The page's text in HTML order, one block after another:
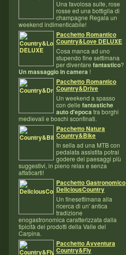
Una favolosa suite, rose
rosse ed una bottiglia di
champagne Regala un
weekend indimenticabile!
Pacchetto Romantico
Country&Love DELUXE
Cosa manca ad uno
stupendo fine settimana
per diventare fantastico?
Un massaggio in camera !
Pacchetto Romantico
Country&Drive
Un weekend a spasso
con delle fantastiche
auto d'epoca tra borghi
medievali e boschi sconfinati.
Pacchetto Natura
Country&Bike
In sella ad una MTB con
pedalata assistita potrai
godere dei paesaggi più
suggestivi, in pieno relax e senza
affaticarti!
Pacchetto Gastronomico
DeliciousCountry
Un finesettimana alla
ricerca di un' antica
tradizione
enogastronomica caratterizzata dalla
tipicità dei prodotti della Valle del
Carpina.
Pacchetto Avventura
Country&Fly